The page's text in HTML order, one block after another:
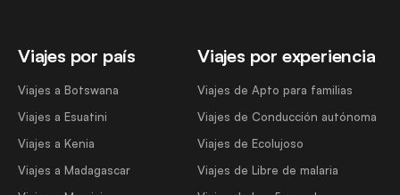
Viajes por país
Viajes a Botswana
Viajes a Esuatini
Viajes a Kenia
Viajes a Madagascar
Viajes por experiencia
Viajes de Apto para familias
Viajes de Conducción autónoma
Viajes de Ecolujoso
Viajes de Libre de malaria